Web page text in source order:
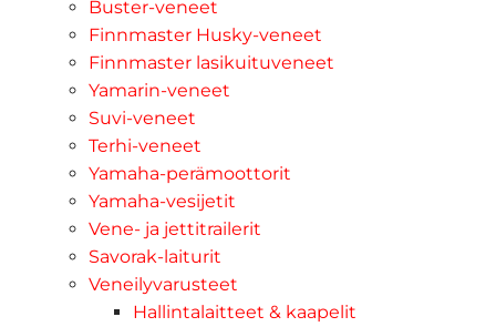
Buster-veneet
Finnmaster Husky-veneet
Finnmaster lasikuituveneet
Yamarin-veneet
Suvi-veneet
Terhi-veneet
Yamaha-perämoottorit
Yamaha-vesijetit
Vene- ja jettitrailerit
Savorak-laiturit
Veneilyvarusteet
Hallintalaitteet & kaapelit